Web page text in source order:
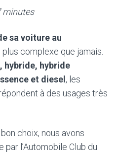
minutes
sa voiture au
complexe que jamais.
hybride, hybride
et diesel, les
à des usages très
choix, nous avons
par l’Automobile Club du